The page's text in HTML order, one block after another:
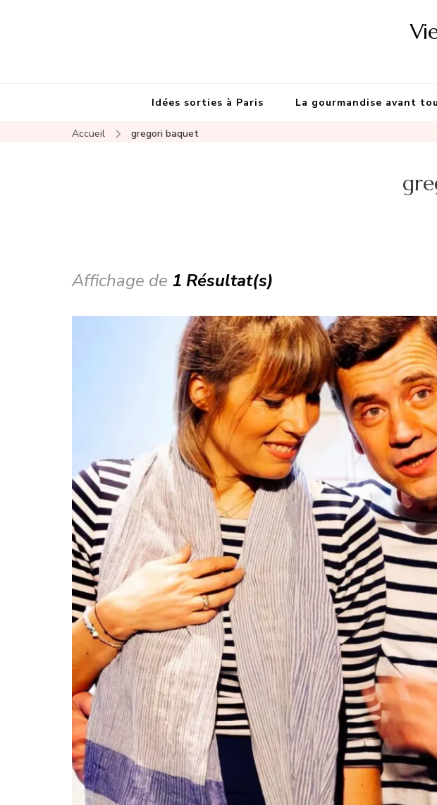
Idées sorties à Paris La gourmandise avant
Accueil gregori baquet
Affichage de 1 Résultat(s)